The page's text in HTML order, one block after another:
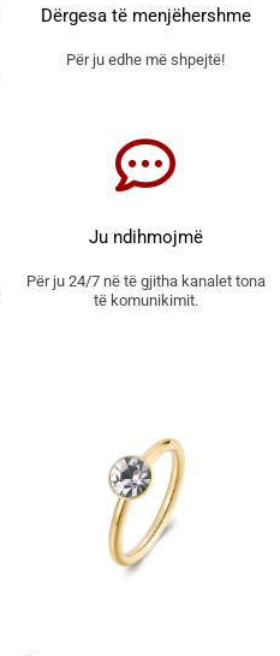
Dërgesa të menjëhershme
Për ju edhe më shpejtë!
Ju ndihmojmë
Për ju 24/7 në të gjitha kanalet tona
të komunikimit.